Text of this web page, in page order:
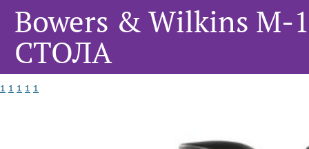
Bowers & Wilkins
СТОЛА
1 1 1 1 1